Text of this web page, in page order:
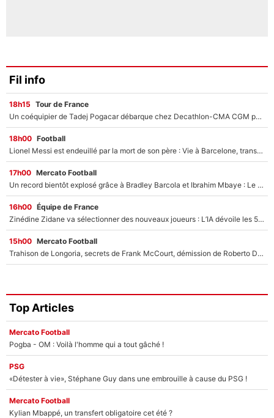
Fil info
18h15 Tour de France
Un coéquipier de Tadej Pogacar débarque chez Decathlon-CMA CGM pour épauler Paul Seixas : «Mes meilleures années sont à venir»
18h00 Football
Lionel Messi est endeuillé par la mort de son père : Vie à Barcelone, transfert au PSG... voilà comment Jorge Messi a joué un rôle essentiel dans sa carrière !
17h00 Mercato Football
Un record bientôt explosé grâce à Bradley Barcola et Ibrahim Mbaye : Le PSG sur le point de réaliser un mercato historique ?
16h00 Équipe de France
Zinédine Zidane va sélectionner des nouveaux joueurs : L’IA dévoile les 5 cracks qui pourraient rapidement le rejoindre en équipe de France !
15h00 Mercato Football
Trahison de Longoria, secrets de Frank McCourt, démission de Roberto De Zerbi : Medhi Benatia se lâche sur son départ de l'OM et fait d'importantes révélations
Top Articles
Mercato Football
Pogba - OM : Voilà l'homme qui a tout gâché !
PSG
«Détester à vie», Stéphane Guy dans une embrouille à cause du PSG !
Mercato Football
Kylian Mbappé, un transfert obligatoire cet été ?